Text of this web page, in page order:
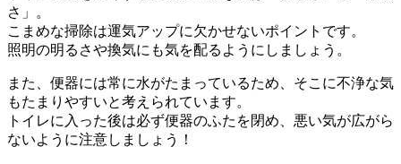
さ」。
こまめな掃除は運気アップに欠かせないポイントです。
照明の明るさや換気にも気を配るようにしましょう。
また、便器には常に水がたまっているため、そこに不浄な気
もたまりやすいと考えられています。
トイレに入った後は必ず便器のふたを閉め、悪い気が広がら
ないように注意しましょう！